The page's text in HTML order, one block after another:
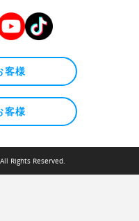
客様
客様
Rights Reserved.